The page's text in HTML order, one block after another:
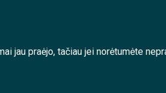
jau praėjo, tačiau jei norėtumėte